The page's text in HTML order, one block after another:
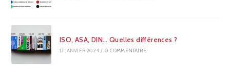
ISO, ASA, DIN… Quelles différences ?
17 JANVIER 2024 / 0 COMMENTAIRE